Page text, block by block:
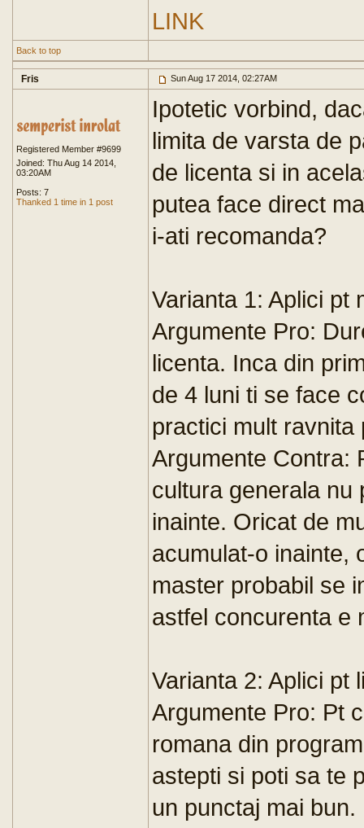
LINK
Back to top
Fris Sun Aug 17 2014, 02:27AM
Registered Member #9699
Joined: Thu Aug 14 2014,
03:20AM
Posts: 7
Thanked 1 time in 1 post
Ipotetic vorbind,
limita de varsta de
de licenta si in
putea face direct
i-ati recomanda?
Varianta 1: Aplici pt
Argumente Pro:
licenta. Inca din
de 4 luni ti se face
practici mult ravnita
Argumente Contra:
cultura generala nu
inainte. Oricat de
acumulat-o inainte,
master probabil se
astfel concurenta e
Varianta 2: Aplici pt
Argumente Pro: Pt
romana din
astepti si poti sa te
un punctaj mai bun.